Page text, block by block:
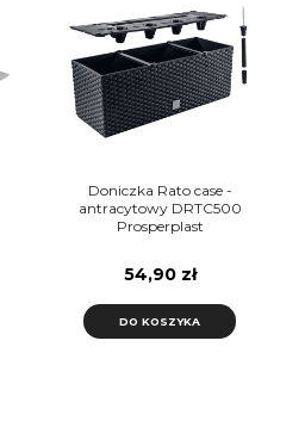
Doniczka Rato case -
antracytowy DRTC500
Prosperplast
54,90 zł
DO KOSZYKA